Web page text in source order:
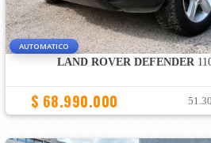
AUTOMATICO
LAND ROVER DEFENDER
$ 68.990.000